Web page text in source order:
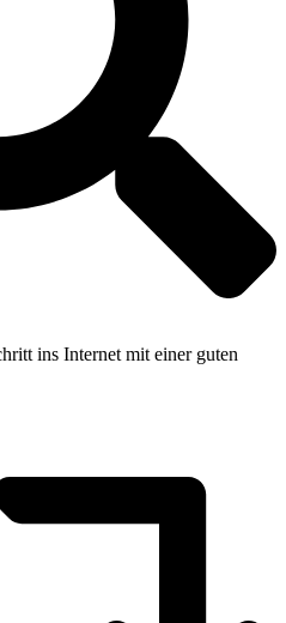
ins Internet mit einer guten